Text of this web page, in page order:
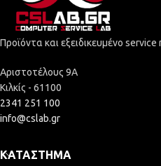
Προϊόντα και εξειδικευμένο
Αριστοτέλους 9Α
Κιλκίς - 61100
2341 251 100
info@cslab.gr
ΚΑΤΆΣΤΗΜΑ